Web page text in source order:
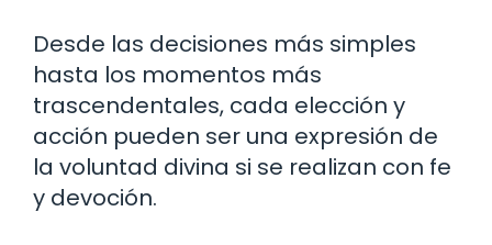
Desde las decisiones más simples
hasta los momentos más
trascendentales, cada elección y
acción pueden ser una expresión de
la voluntad divina si se realizan con fe
y devoción.